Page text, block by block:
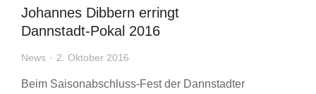
Johannes Dibbern erringt
Dannstadt-Pokal 2016
News 2. Oktober 2016
Beim Saisonabschluss-Fest der Dannstadter